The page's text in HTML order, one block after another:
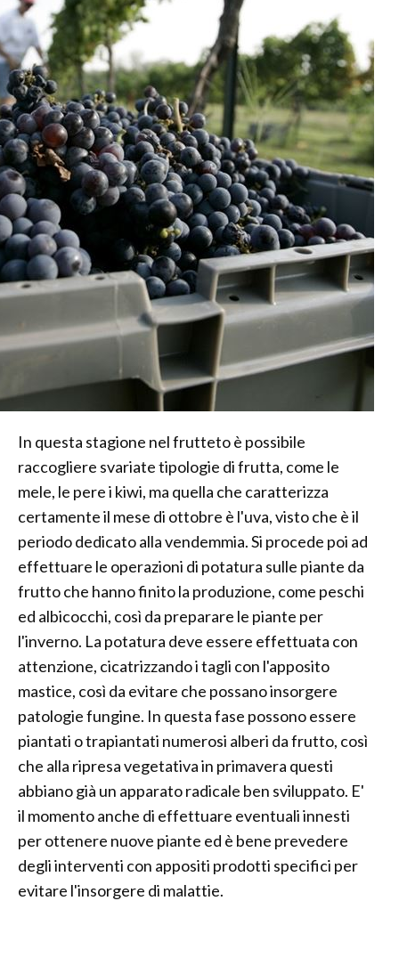
In questa stagione nel frutteto è possibile
raccogliere svariate tipologie di frutta, come le
mele, le pere i kiwi, ma quella che caratterizza
certamente il mese di ottobre è l'uva, visto che è il
periodo dedicato alla vendemmia. Si procede poi ad
effettuare le operazioni di potatura sulle piante da
frutto che hanno finito la produzione, come peschi
ed albicocchi, così da preparare le piante per
l'inverno. La potatura deve essere effettuata con
attenzione, cicatrizzando i tagli con l'apposito
mastice, così da evitare che possano insorgere
patologie fungine. In questa fase possono essere
piantati o trapiantati numerosi alberi da frutto, così
che alla ripresa vegetativa in primavera questi
abbiano già un apparato radicale ben sviluppato. E'
il momento anche di effettuare eventuali innesti
per ottenere nuove piante ed è bene prevedere
degli interventi con appositi prodotti specifici per
evitare l'insorgere di malattie.